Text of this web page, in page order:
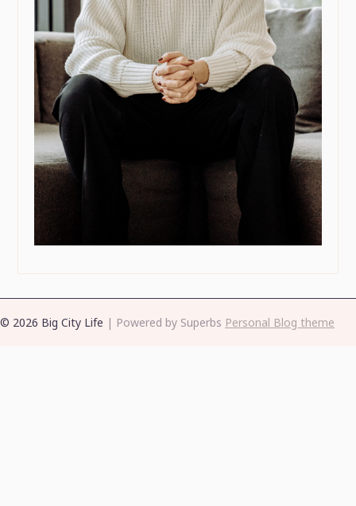
© 2026 Big City Life | Powered by Superbs Personal Blog theme